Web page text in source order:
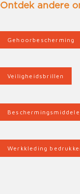
Ontdek andere
Gehoorbescherming
Veiligheidsbrillen
Werkkleding